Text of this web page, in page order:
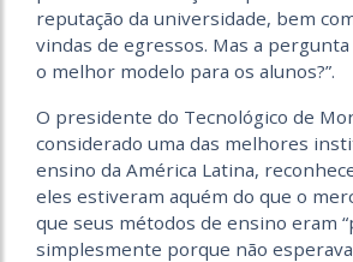
reputação da universidade, bem
vindas de egressos. Mas a
o melhor modelo para os alunos?”.
O presidente do Tecnológico de
considerado uma das melhores
ensino da América Latina,
eles estiveram aquém do que o
que seus métodos de ensino eram
simplesmente porque não